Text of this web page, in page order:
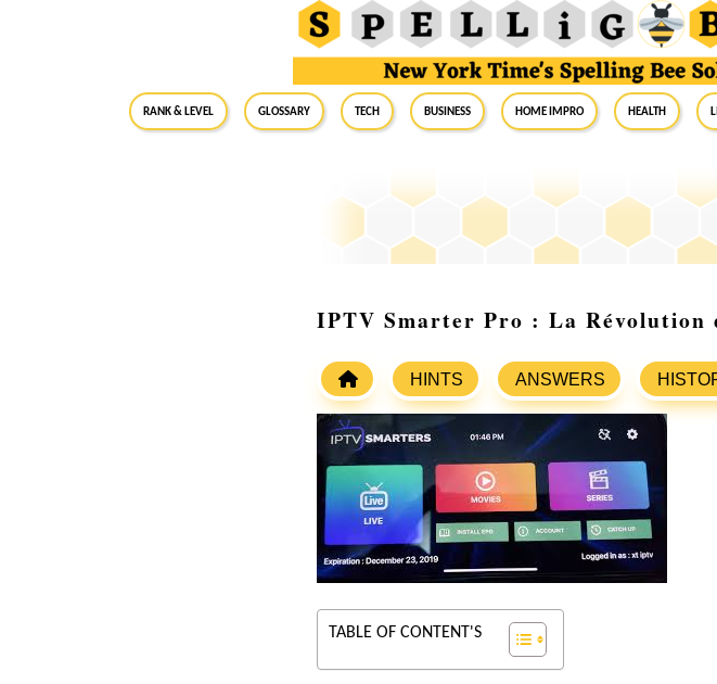
RANK & LEVEL GLOSSARY Tech Business Home Impro Health
IPTV Smarter Pro : La Révolution
HINTS ANSWERS
TABLE OF CONTENT'S